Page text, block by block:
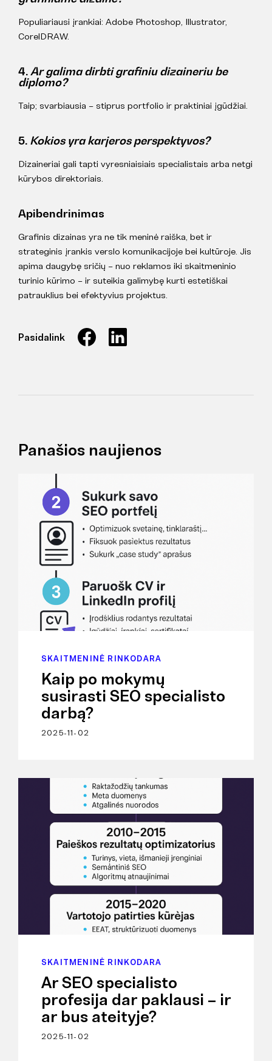
Populiariausi įrankiai: Adobe Photoshop, Illustrator,
CorelDRAW.
4. Ar galima dirbti grafiniu dizaineriu be
diplomo?
Taip; svarbiausia – stiprus portfolio ir praktiniai įgūdžiai.
5. Kokios yra karjeros perspektyvos?
Dizaineriai gali tapti vyresniaisiais specialistais arba netgi
kūrybos direktoriais.
Apibendrinimas
Grafinis dizainas yra ne tik meninė raiška, bet ir
strateginis įrankis verslo komunikacijoje bei kultūroje. Jis
apima daugybę sričių – nuo reklamos iki skaitmeninio
turinio kūrimo – ir suteikia galimybę kurti estetiškai
patrauklius bei efektyvius projektus.
Pasidalink
Panašios naujienos
SKAITMENINĖ RINKODARA
Kaip po mokymų
susirasti SEO specialisto
darbą?
2025-11-02
SKAITMENINĖ RINKODARA
Ar SEO specialisto
profesija dar paklausi – ir
ar bus ateityje?
2025-11-02